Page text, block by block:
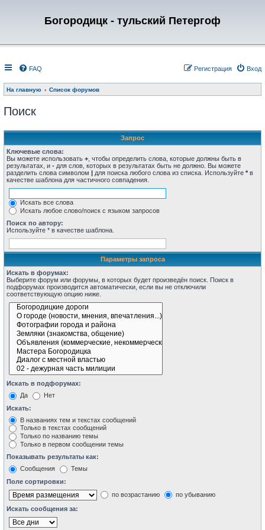
Богородицк - тульский Петергоф
FAQ Вход
Регистрация
На главную Список форумов
Поиск
Запрос
Ключевые слова:
Вы можете использовать + , чтобы определить слова, которые должны быть в
результатах, и - для слов, которых в результатах быть не должно. Вы можете
разделить слова символом | для поиска любого слова из списка. Используйте * в
качестве шаблона для частичного совпадения.
Искать все слова
Искать любое слово/поиск с языком запросов
Поиск по автору:
Используйте * в качестве шаблона.
Параметры запроса
Искать в форумах:
Выберите форум или форумы, в которых будет произведён поиск. Поиск в
подфорумах производится автоматически, если вы не отключили
соответствующую опцию ниже.
Искать в подфорумах:
Да
Нет
Искать:
В названиях тем и текстах сообщений
Только в текстах сообщений
Только по названию темы
Только в первом сообщении темы
Показывать результаты как:
Сообщения
Темы
Поле сортировки:
по возрастанию
по убыванию
Искать сообщения за: